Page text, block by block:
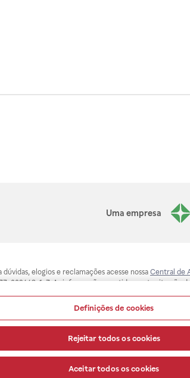
Uma empresa
dúvidas, elogios e reclamações acesse nossa Central de
002443-1-7. As informações contidas neste site não
qualquer problema de saúde e prescrever o
Maiores esclarecimentos, consultar o site:
dos clientes são compromissos da Raia
Definições de cookies
Rejeitar todos os cookies
Aceitar todos os cookies